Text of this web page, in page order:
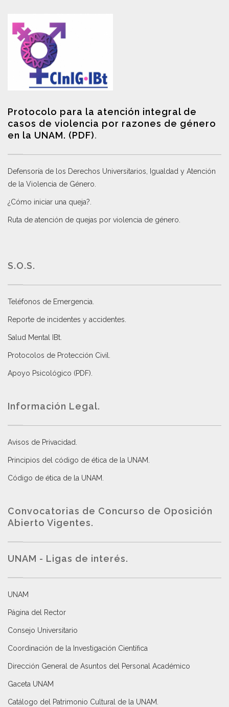
Protocolo para la atención integral de
casos de violencia por razones de género
en la UNAM. (PDF).
Defensoría de los Derechos Universitarios, Igualdad y Atención
de la Violencia de Género
¿Cómo iniciar una queja?
Ruta de atención de quejas por violencia de género
S.O.S.
Teléfonos de Emergencia.
Reporte de incidentes y accidentes
Salud Mental IBt
Protocolos de Protección Civil
Apoyo Psicológico (PDF)
Información Legal.
Avisos de Privacidad
Principios del código de ética de la UNAM
Código de ética de la UNAM
Convocatorias de Concurso de Oposición
Abierto Vigentes.
UNAM - Ligas de interés.
UNAM
Página del Rector
Consejo Universitario
Coordinación de la Investigación Científica
Dirección General de Asuntos del Personal Académico
Gaceta UNAM
Catálogo del Patrimonio Cultural de la UNAM.